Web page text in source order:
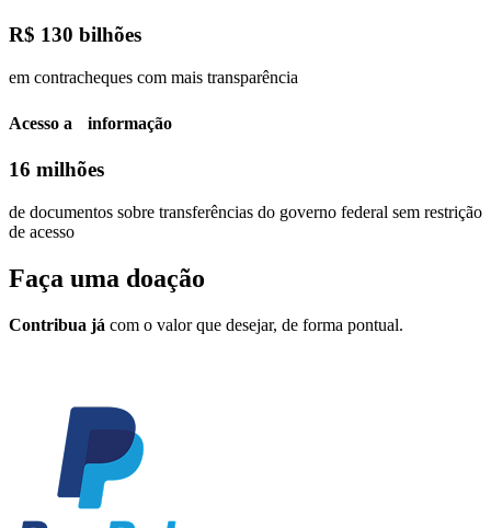
R$ 130 bilhões
em contracheques com mais transparência
Acesso a informação
16 milhões
de documentos sobre transferências do governo federal sem restrição
de acesso
Faça uma doação
Contribua já com o valor que desejar, de forma pontual.